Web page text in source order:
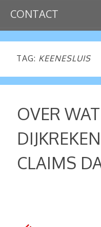
CONTACT
TAG: KEENESLUIS
OVER
CLAIMS